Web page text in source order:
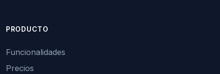
PRODUCTO
Funcionalidades
Precios